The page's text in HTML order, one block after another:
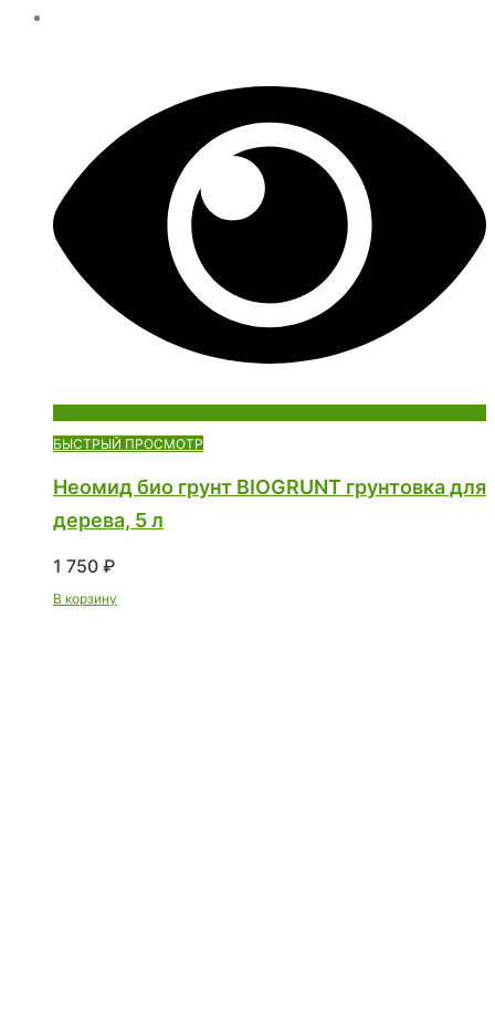
БЫСТРЫЙ ПРОСМОТР
Неомид био грунт BIOGRUNT грунтовка для
дерева, 5 л
1 750 ₽
В корзину